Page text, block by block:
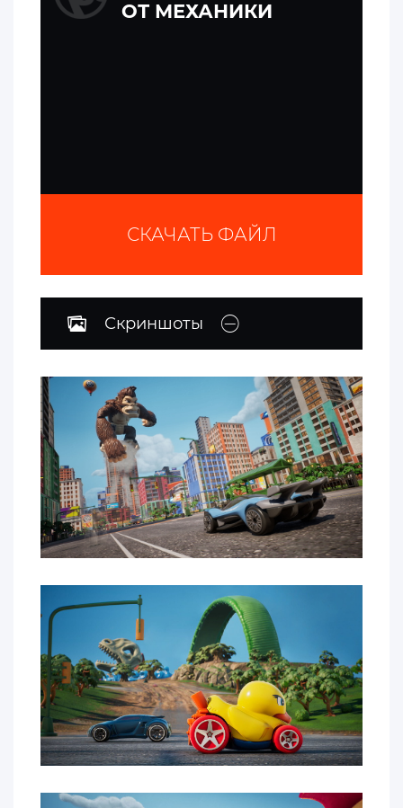
ОТ МЕХАНИКИ
СКАЧАТЬ ФАЙЛ
Скриншоты